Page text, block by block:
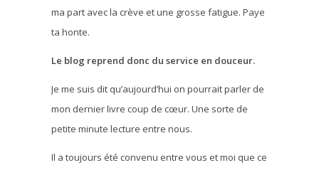
ma part avec la crève et une grosse fatigue. Paye
ta honte.
Le blog reprend donc du service en douceur.
Je me suis dit qu’aujourd’hui on pourrait parler de
mon dernier livre coup de cœur. Une sorte de
petite minute lecture entre nous.
Il a toujours été convenu entre vous et moi que ce